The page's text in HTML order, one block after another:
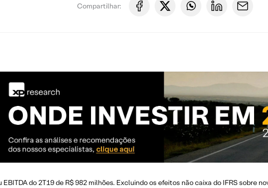
Compartilhar:
do 2T19 de R$ 982 milhões. Excluindo os efeitos não caixa do IFRS sobre